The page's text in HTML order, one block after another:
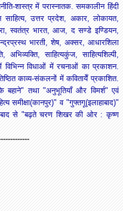
शास्त्र में परास्नातक. समकालीन हिंदी
साहित्य, उत्तर प्रदेश, अकार, लोकायत,
स्वतंत्र भारत, आज, द सण्डे इण्डियन,
भारती, शेष, अक्सर, आधारशिला
साहित्यकुंज, साहित्यशिल्पी,
विभिन्न विधाओं में रचनाओं का प्रकाशन.
काव्य-संकलनों में कवितायेँ प्रकाशित.
बहाने" तथा "अनुभूतियाँ और विमर्श" एवं
समीक्षा(कानपुर)" व "गुफ्तगू(इलाहाबाद)"
से "बढ़ते चरण शिखर की ओर : कृष्ण